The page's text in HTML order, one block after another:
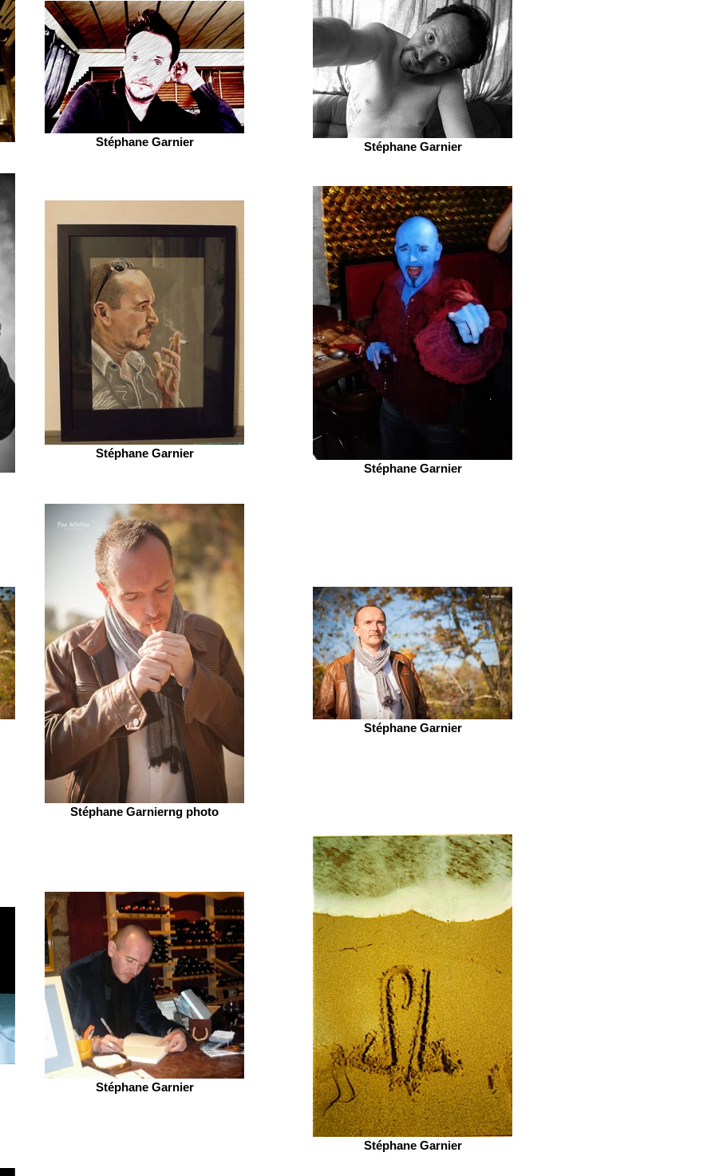
Stéphane Garnier Stéphane Garnier
Stéphane Garnier
Stéphane Garnier
Stéphane Garnierng photo
Stéphane Garnier
Stéphane Garnier
Stéphane Garnier